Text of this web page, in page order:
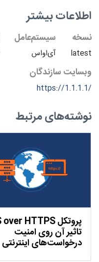
اطلاعات بیشتر
نسخه
latest
سیستم‌عامل
آی‌اواس
وبسایت سازندگان
https://1.1.1.1/
نوشته‌های مرتبط
تاثیر آن روی امنیت
درخواست‌های اینترنتی